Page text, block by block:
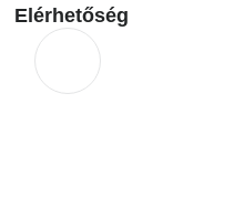
Elérhetőség